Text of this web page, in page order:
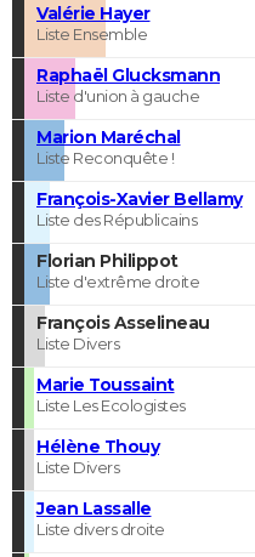
Valérie Hayer
Liste Ensemble
Raphaël Glucksmann
Liste d'union à gauche
Marion Maréchal
Liste Reconquête !
François-Xavier Bellamy
Liste des Républicains
Florian Philippot
Liste d'extrême droite
François Asselineau
Liste Divers
Marie Toussaint
Liste Les Ecologistes
Hélène Thouy
Liste Divers
Jean Lassalle
Liste divers droite